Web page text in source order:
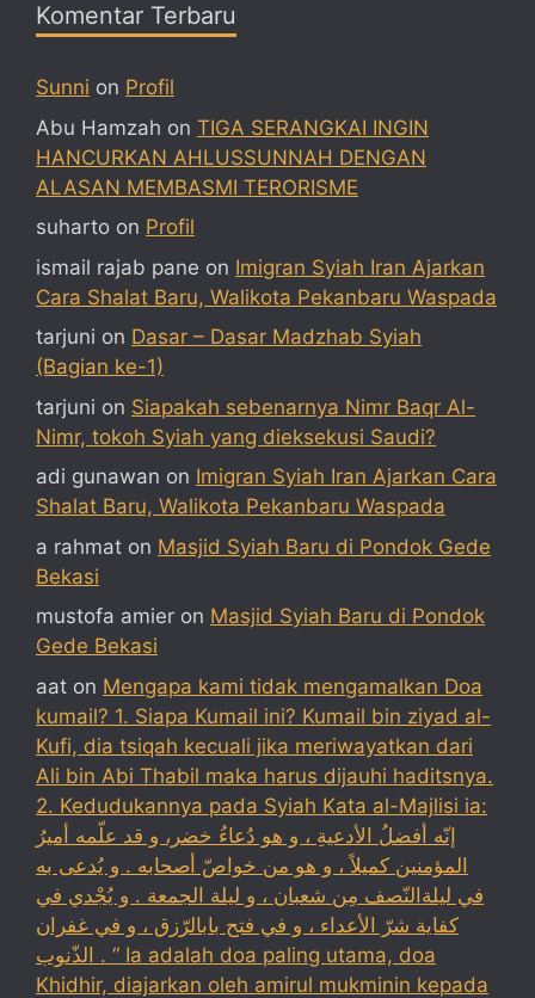
Komentar Terbaru
Sunni on Profil
Abu Hamzah on TIGA SERANGKAI INGIN
HANCURKAN AHLUSSUNNAH DENGAN
ALASAN MEMBASMI TERORISME
suharto on Profil
ismail rajab pane on Imigran Syiah Iran Ajarkan
Cara Shalat Baru, Walikota Pekanbaru Waspada
tarjuni on Dasar – Dasar Madzhab Syiah
(Bagian ke-1)
tarjuni on Siapakah sebenarnya Nimr Baqr Al-
Nimr, tokoh Syiah yang dieksekusi Saudi?
adi gunawan on Imigran Syiah Iran Ajarkan Cara
Shalat Baru, Walikota Pekanbaru Waspada
a rahmat on Masjid Syiah Baru di Pondok Gede
Bekasi
mustofa amier on Masjid Syiah Baru di Pondok
Gede Bekasi
aat on Mengapa kami tidak mengamalkan Doa
kumail? 1. Siapa Kumail ini? Kumail bin ziyad al-
Kufi, dia tsiqah kecuali jika meriwayatkan dari
Ali bin Abi Thabil maka harus dijauhi haditsnya.
2. Kedudukannya pada Syiah Kata al-Majlisi ia:
إنّه أفضلُ الأدعيةِ ، و هو دُعاءُ خضر، و قد علّمه أميرُ
المؤمنين كميلاً ، و هو من خواصّ أصحابه . و يُدعى به
في ليلةالنّصف مِن شعبان ، و ليلة الجمعة . و يُجْدي في
كفاية شرّ الأعداء ، و في فتح بابالرّزق ، و في غفران
الذّنوب . “ Ia adalah doa paling utama, doa
Khidhir, diajarkan oleh amirul mukminin kepada